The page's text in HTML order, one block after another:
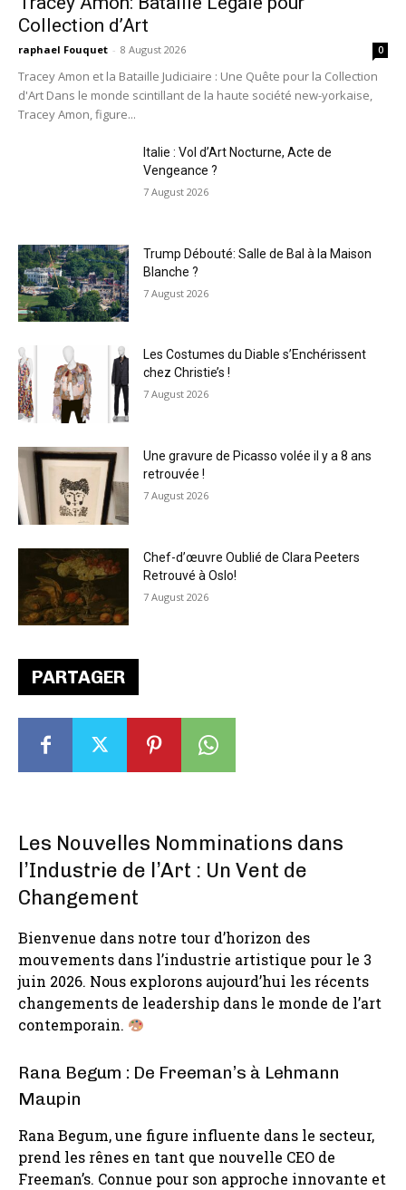
PARTAGER
Les Nouvelles Nomminations dans
l’Industrie de l’Art : Un Vent de
Changement
Bienvenue dans notre tour d’horizon des
mouvements dans l’industrie artistique pour le 3
juin 2026. Nous explorons aujourd’hui les récents
changements de leadership dans le monde de l’art
contemporain.
Rana Begum : De Freeman’s à Lehmann
Maupin
Rana Begum, une figure influente dans le secteur,
prend les rênes en tant que nouvelle CEO de
Freeman’s. Connue pour son approche innovante et
Collection d’Art
raphael Fouquet - 8 August 2026 0
Tracey Amon et la Bataille Judiciaire : Une Quête pour la Collection
d'Art Dans le monde scintillant de la haute société new-yorkaise,
Tracey Amon, figure...
Italie : Vol d’Art Nocturne, Acte de
Vengeance ?
7 August 2026
Trump Débouté: Salle de Bal à la Maison
Blanche ?
7 August 2026
Les Costumes du Diable s’Enchérissent
chez Christie’s !
7 August 2026
Une gravure de Picasso volée il y a 8 ans
retrouvée !
7 August 2026
Chef-d’œuvre Oublié de Clara Peeters
Retrouvé à Oslo!
7 August 2026